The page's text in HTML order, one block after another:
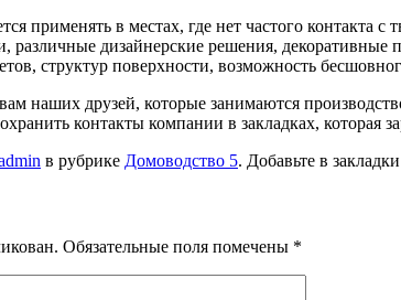
применять в местах, где нет частого
различные дизайнерские решения,
структур поверхности, возможность
наших друзей, которые занимаются
контакты компании в закладках,
в рубрике Домоводство 5. Добавьте в закладки
Обязательные поля помечены *